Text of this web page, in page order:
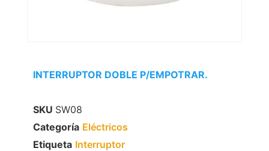
INTERRUPTOR DOBLE P/EMPOTRAR.
SKU SW08
Categoría Eléctricos
Etiqueta Interruptor